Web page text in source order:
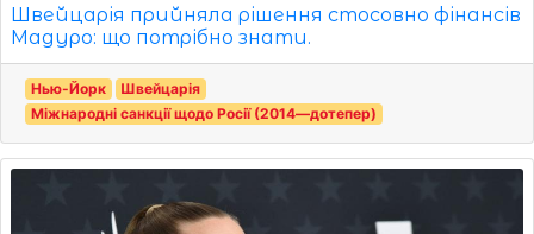
Швейцарія прийняла рішення стосовно фінансів
Мадуро: що потрібно знати.
Нью-Йорк
Швейцарія
Міжнародні санкції щодо Росії (2014—дотепер)